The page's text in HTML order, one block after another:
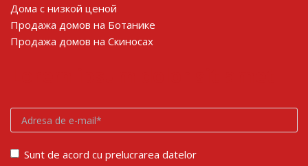
Дома с низкой ценой
Продажа домов на Ботанике
Продажа домов на Скиносах
Sunt de acord cu prelucrarea datelor